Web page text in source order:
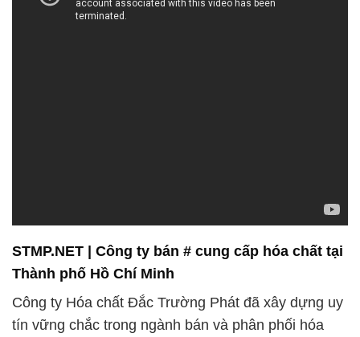
Công ty Hóa chất Đắc Trường Phát đã xây dựng uy
tín vững chắc trong ngành bán và phân phối hóa
chất với hàng loạt cam kết và dịch vụ xuất sắc. Với
sự chuyên nghiệp và tận tâm, chúng tôi luôn đặt
khách hàng lên hàng đầu, đảm bảo mọi yêu cầu và
thắc mắc được giải quyết nhanh chóng và hiệu quả.